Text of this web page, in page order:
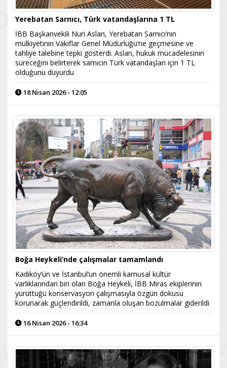
Yerebatan Sarnıcı, Türk vatandaşlarına 1 TL
İBB Başkanvekili Nuri Aslan, Yerebatan Sarnıcı’nın
mülkiyetinin Vakıflar Genel Müdürlüğü’ne geçmesine ve
tahliye talebine tepki gösterdi. Aslan, hukuk mücadelesinin
süreceğini belirterek sarnıcın Türk vatandaşları için 1 TL
olduğunu duyurdu
18 Nisan 2026 - 12:05
Boğa Heykeli’nde çalışmalar tamamlandı
Kadıköy’ün ve İstanbul’un önemli kamusal kültür
varlıklarından biri olan Boğa Heykeli, İBB Miras ekiplerinin
yürüttüğü konservasyon çalışmasıyla özgün dokusu
korunarak güçlendirildi, zamanla oluşan bozulmalar giderildi
16 Nisan 2026 - 16:34